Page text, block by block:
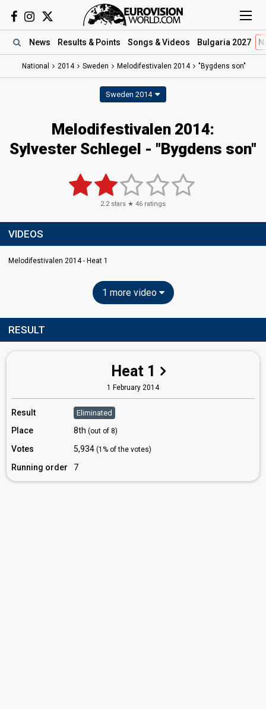
News Results & Points Songs & Videos Bulgaria 2027
National 2014 Sweden Melodifestivalen 2014 "Bygdens son"
Sweden 2014
Melodifestivalen 2014:
Sylvester Schlegel - "Bygdens son"
2.2stars ★ 46 ratings
VIDEOS
Melodifestivalen 2014 - Heat 1
1 more video
RESULT
Heat 1
1 February 2014
Result Eliminated
Place 8th (out of 8)
Votes 5,934 (1% of the votes)
Running order 7